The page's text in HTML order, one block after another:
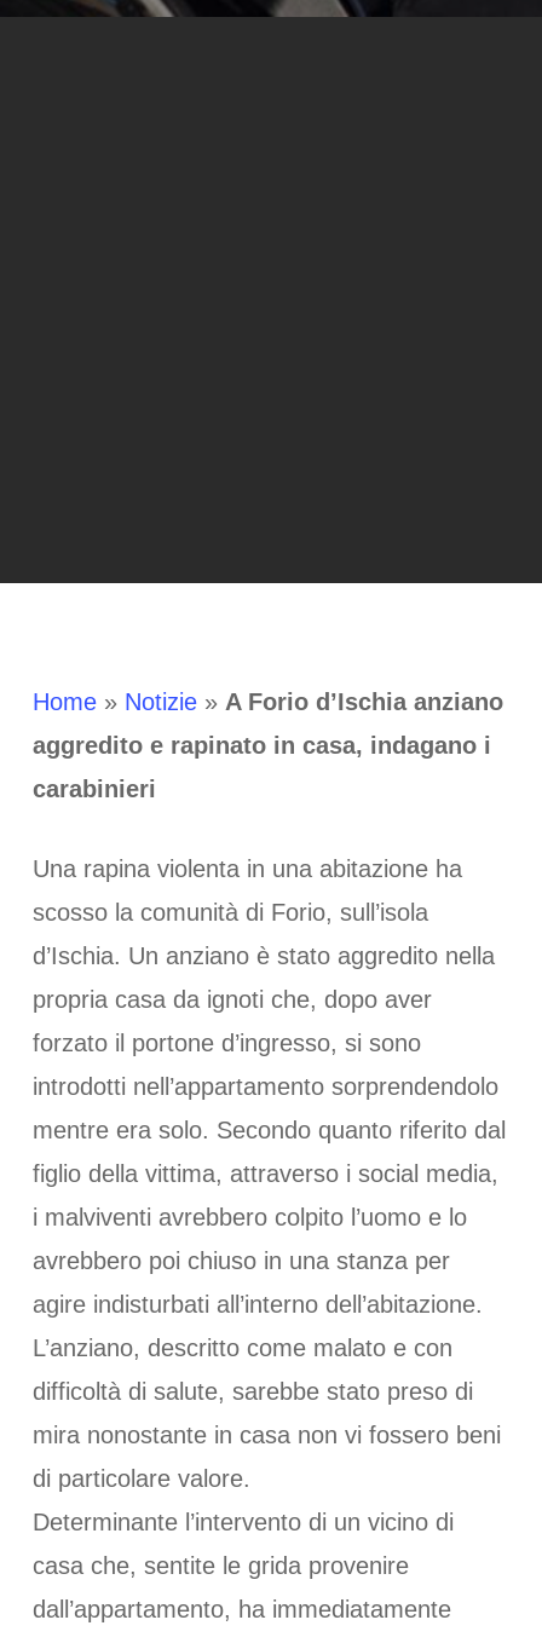
Home» Notizie» A Forio d’Ischia anziano
aggredito e rapinato in casa, indagano i
carabinieri
Una rapina violenta in una abitazione ha
scosso la comunità di Forio, sull’isola
d’Ischia. Un anziano è stato aggredito nella
propria casa da ignoti che, dopo aver
forzato il portone d’ingresso, si sono
introdotti nell’appartamento sorprendendolo
mentre era solo. Secondo quanto riferito dal
figlio della vittima, attraverso i social media,
i malviventi avrebbero colpito l’uomo e lo
avrebbero poi chiuso in una stanza per
agire indisturbati all’interno dell’abitazione.
L’anziano, descritto come malato e con
difficoltà di salute, sarebbe stato preso di
mira nonostante in casa non vi fossero beni
di particolare valore.
Determinante l’intervento di un vicino di
casa che, sentite le grida provenire
dall’appartamento, ha immediatamente